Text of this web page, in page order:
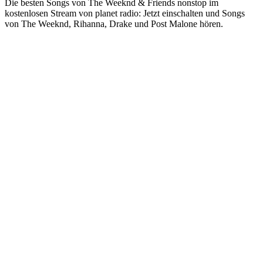
Die besten Songs von The Weeknd & Friends nonstop im
kostenlosen Stream von planet radio: Jetzt einschalten und Songs
von The Weeknd, Rihanna, Drake und Post Malone hören.